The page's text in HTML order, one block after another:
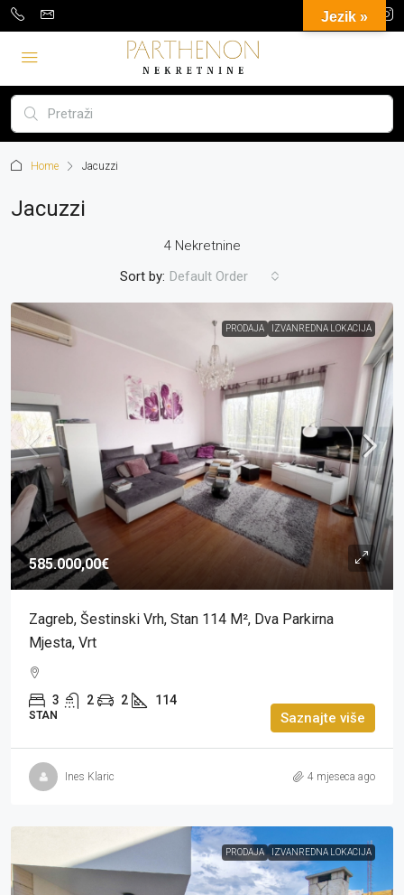
Home Jacuzzi
Jacuzzi
4 Nekretnine
Sort by: Default Order
PRODAJA IZVANREDNA LOKACIJA
585.000,00€
Zagreb, Šestinski Vrh, Stan 114 M², Dva Parkirna
Mjesta, Vrt
3 2 2 114
STAN Saznajte više
Ines Klaric 4 mjeseca ago
PRODAJA IZVANREDNA LOKACIJA
Jezik »